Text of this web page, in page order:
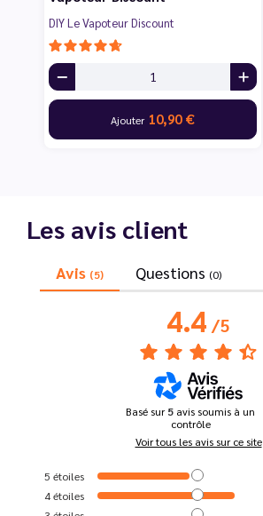
DIY Le Vapoteur Discount
Ajouter 10,90 €
Les avis client
Avis (5) Questions (0)
4.4/5
Basé sur5 avis soumis à un
contrôle
Voir tous les avis sur ce site
5 étoiles
4étoiles